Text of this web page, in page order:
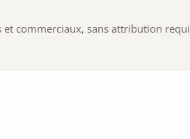
commerciaux, sans attribution